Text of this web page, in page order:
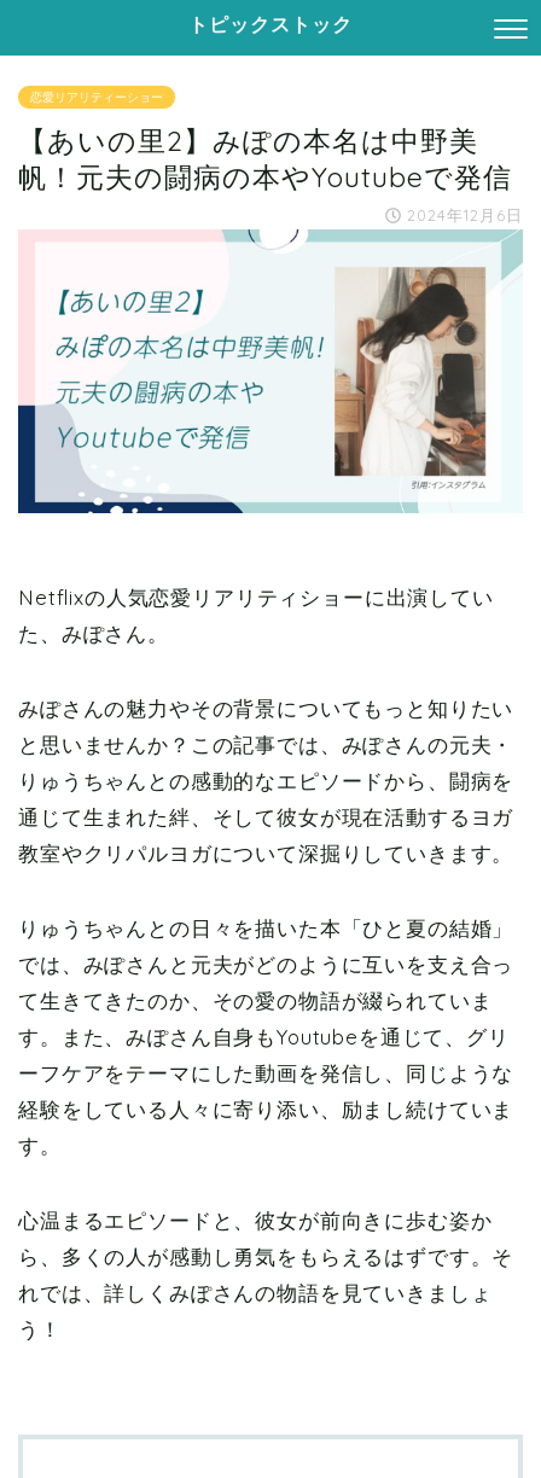
トピックストック
恋愛リアリティーショー
【あいの里2】みぽの本名は中野美
帆！元夫の闘病の本やYoutubeで発信
2024年12月6日
Netflixの人気恋愛リアリティショーに出演してい
た、みぽさん。
みぽさんの魅力やその背景についてもっと知りたい
と思いませんか？この記事では、みぽさんの元夫・
りゅうちゃんとの感動的なエピソードから、闘病を
通じて生まれた絆、そして彼女が現在活動するヨガ
教室やクリパルヨガについて深掘りしていきます。
りゅうちゃんとの日々を描いた本「ひと夏の結婚」
では、みぽさんと元夫がどのように互いを支え合っ
て生きてきたのか、その愛の物語が綴られていま
す。また、みぽさん自身もYoutubeを通じて、グリ
ーフケアをテーマにした動画を発信し、同じような
経験をしている人々に寄り添い、励まし続けていま
す。
心温まるエピソードと、彼女が前向きに歩む姿か
ら、多くの人が感動し勇気をもらえるはずです。そ
れでは、詳しくみぽさんの物語を見ていきましょ
う！